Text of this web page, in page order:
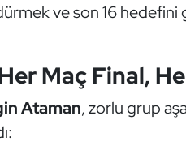
ve son 16
Maç Final,
Ataman, zorlu grup